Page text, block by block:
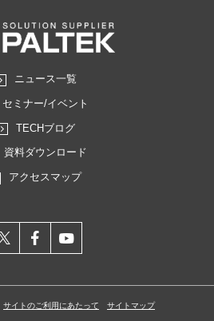
ニュース一覧
セミナー/イベント
TECHブログ
資料ダウンロード
アクセスマップ
facebook
サイトのご利用にあたって サイトマップ